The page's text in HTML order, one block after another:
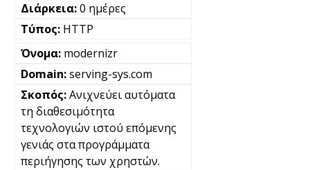
0 ημέρες
HTTP
modernizr
serving-sys.com
Ανιχνεύει αυτόματα
τη διαθεσιμότητα
τεχνολογιών ιστού επόμενης
γενιάς στα προγράμματα
περιήγησης των χρηστών.